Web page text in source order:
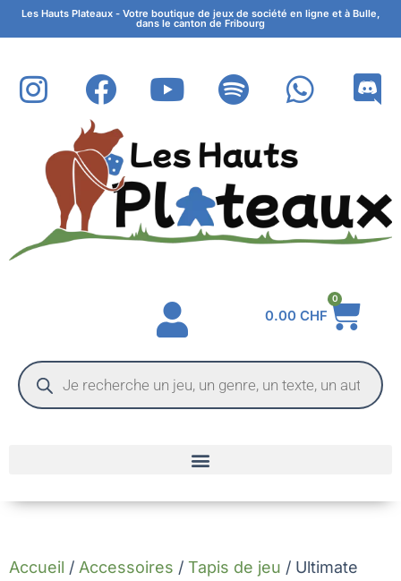
Les Hauts Plateaux - Votre boutique de jeux de société en ligne et à Bulle,
dans le canton de Fribourg
0.00 CHF
0
Accueil / Accessoires / Tapis de jeu / Ultimate